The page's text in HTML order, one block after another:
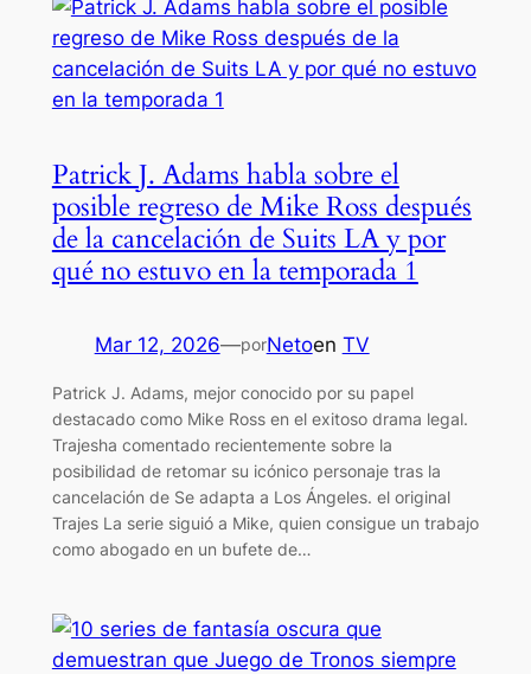
Patrick J. Adams habla sobre el
posible regreso de Mike Ross después
de la cancelación de Suits LA y por
qué no estuvo en la temporada 1
Mar 12, 2026—porNetoen TV
Patrick J. Adams, mejor conocido por su papel
destacado como Mike Ross en el exitoso drama legal.
Trajesha comentado recientemente sobre la
posibilidad de retomar su icónico personaje tras la
cancelación de Se adapta a Los Ángeles. el original
Trajes La serie siguió a Mike, quien consigue un trabajo
como abogado en un bufete de…